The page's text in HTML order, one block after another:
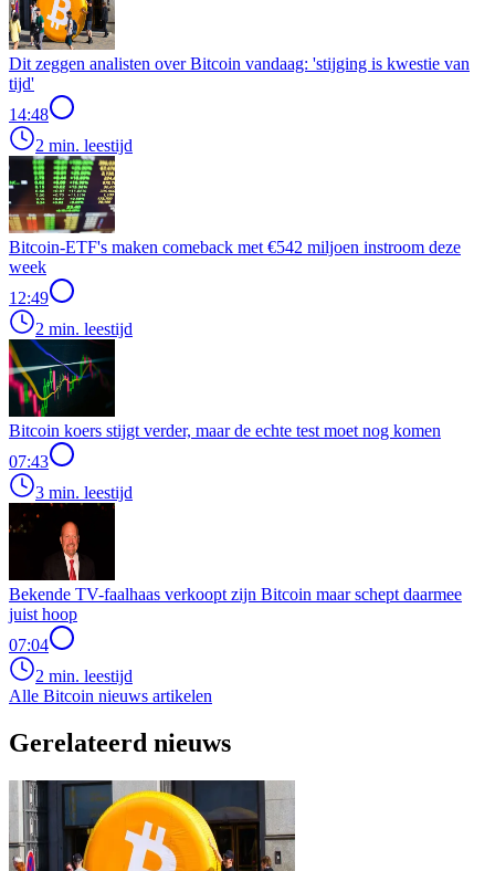
Dit zeggen analisten over Bitcoin vandaag: 'stijging is kwestie van
tijd'
14:48
2 min. leestijd
Bitcoin-ETF's maken comeback met €542 miljoen instroom deze
week
12:49
2 min. leestijd
Bitcoin koers stijgt verder, maar de echte test moet nog komen
07:43
3 min. leestijd
Bekende TV-faalhaas verkoopt zijn Bitcoin maar schept daarmee
juist hoop
07:04
2 min. leestijd
Alle Bitcoin nieuws artikelen
Gerelateerd nieuws